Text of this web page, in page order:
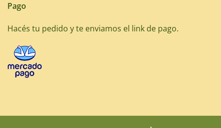
Pago
Hacés tu pedido y te enviamos el link de pago.